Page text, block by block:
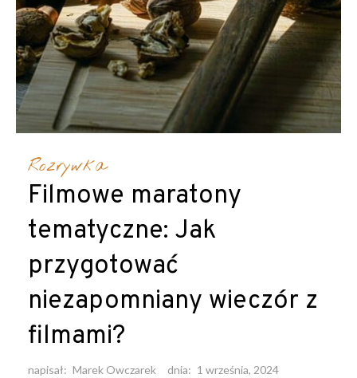
Rozrywka
Filmowe maratony
tematyczne: Jak
przygotować
niezapomniany wieczór z
filmami?
napisał: Marek Owczarek dnia: 1 września, 2024